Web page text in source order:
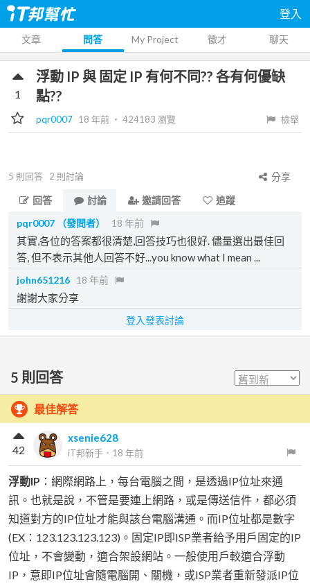
登入
文章 問答 My Project 徵才 聊天
浮動 IP 與 固定 IP 有何不同?? 各有何優缺
點??
pqr0007 18 年前 ‧ 424183 瀏覽 檢舉
1
5 則回答 2 則討論
分享
回答
討論 邀請回答
追蹤
pqr0007
（發問者） 18 年前
其實,各位的答案都很清楚,回答技巧也很好. 儘量選出最佳回
答, 但不表示其他人回答不好...you know what I mean ...
john651216 18 年前
謝謝大家分享
登入發表討論
5 則回答
最佳解答
xsenie628
iT邦新手 ． 18 年前
42
浮動IP ：網際網路上，每台電腦之間，是透過IP位址來通
訊。也就是說，不管是要連上網路，或是傳送信件，都必須
知道對方的IP位址才能與該台電腦溝通。而IP位址都是數字
(EX：123.123.123.123)。固定IP即ISP業者給予用戶固定的IP
位址，不會變動，適合架設網站。一般使用戶較適合浮動
IP，意即IP位址會隨電腦開、關機，或ISP業者重新發派IP位